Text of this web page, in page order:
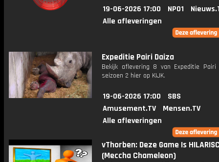
19-06-2026 17:00 NPO1
Alle afleveringen
Expeditie Pairi Daiza
Bekijk aflevering 8 van Expeditie
seizoen 2 hier op KIJK.
19-06-2026 17:00
SBS
Amusement.TV
Mensen.TV
Alle afleveringen
vThorben: Deze Game Is
(Meccha Chameleon)